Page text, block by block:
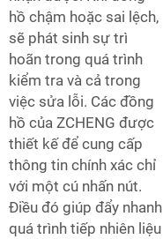
hồ chậm hoặc sai lệch,
sẽ phát sinh sự trì
hoãn trong quá trình
kiểm tra và cả trong
việc sửa lỗi. Các đồng
hồ của ZCHENG được
thiết kế để cung cấp
thông tin chính xác chỉ
với một cú nhấn nút.
Điều đó giúp đẩy nhanh
quá trình tiếp nhiên liệu